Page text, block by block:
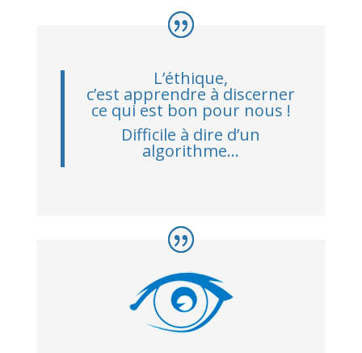
L’éthique,
c’est apprendre à discerner
ce qui est bon pour nous !
Difficile à dire d’un
algorithme…